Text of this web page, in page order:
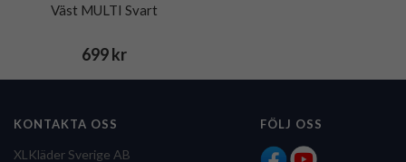
Väst MULTI Svart
699 kr
KONTAKTA OSS
XLKläder Sverige AB
FÖLJ OSS